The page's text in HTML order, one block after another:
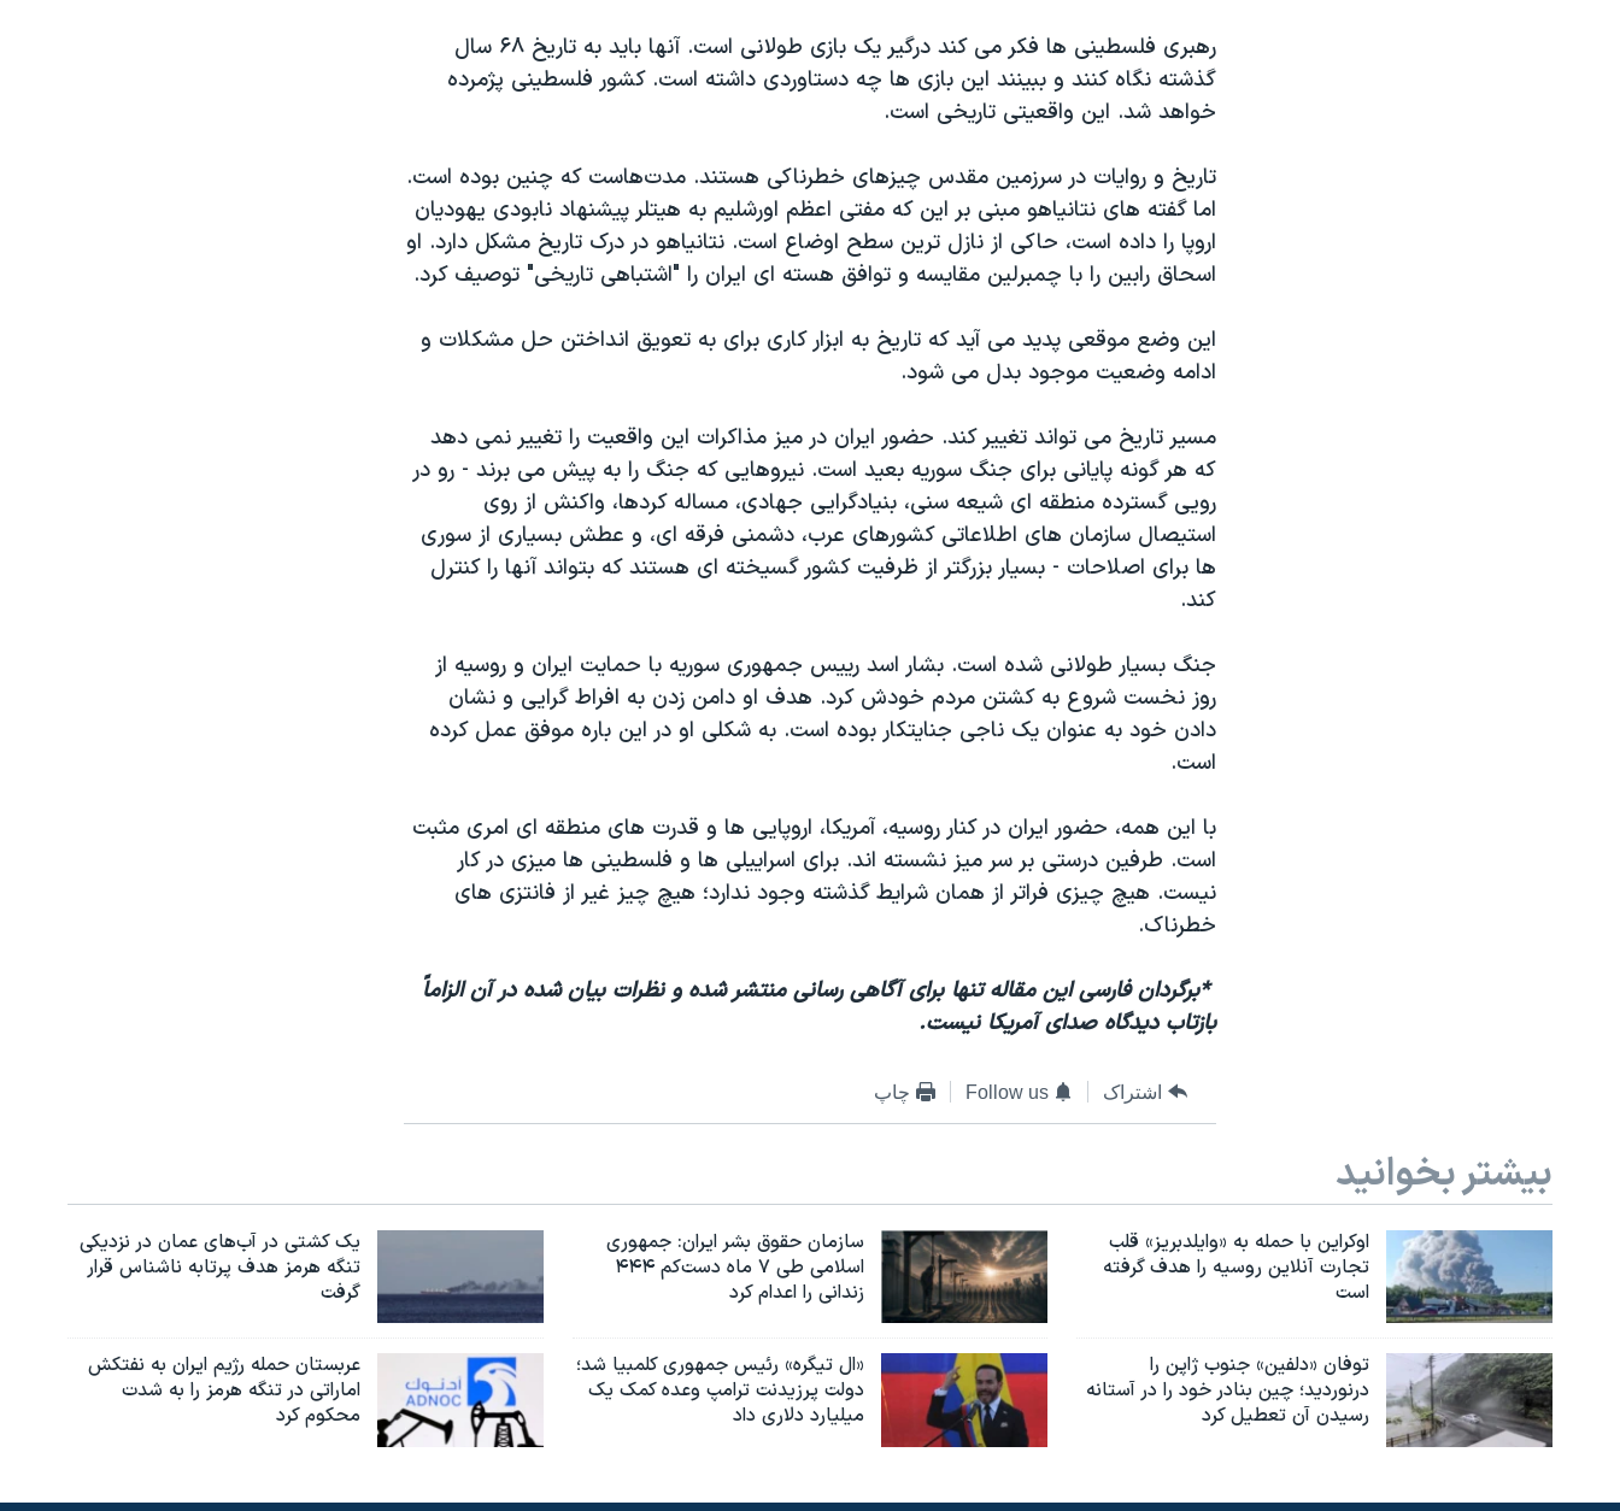
رهبری فلسطینی ها فکر می کند درگیر یک بازی طولانی است. آنها باید به تاریخ ۶۸ سال
گذشته نگاه کنند و ببینند این بازی ها چه دستاوردی داشته است. کشور فلسطینی پژمرده
خواهد شد. این واقعیتی تاریخی است.
تاریخ و روایات در سرزمین مقدس چیزهای خطرناکی هستند. مدت‌هاست که چنین بوده است.
اما گفته های نتانیاهو مبنی بر این که مفتی اعظم اورشلیم به هیتلر پیشنهاد نابودی یهودیان
اروپا را داده است، حاکی از نازل ترین سطح اوضاع است. نتانیاهو در درک تاریخ مشکل دارد. او
اسحاق رابین را با چمبرلین مقایسه و توافق هسته ای ایران را "اشتباهی تاریخی" توصیف کرد.
این وضع موقعی پدید می آید که تاریخ به ابزار کاری برای به تعویق انداختن حل مشکلات و
ادامه وضعیت موجود بدل می شود.
مسیر تاریخ می تواند تغییر کند. حضور ایران در میز مذاکرات این واقعیت را تغییر نمی دهد
که هر گونه پایانی برای جنگ سوریه بعید است. نیروهایی که جنگ را به پیش می برند - رو در
رویی گسترده منطقه ای شیعه سنی، بنیادگرایی جهادی، مساله کردها، واکنش از روی
استیصال سازمان های اطلاعاتی کشورهای عرب، دشمنی فرقه ای، و عطش بسیاری از سوری
ها برای اصلاحات - بسیار بزرگتر از ظرفیت کشور گسیخته ای هستند که بتواند آنها را کنترل
کند.
جنگ بسیار طولانی شده است. بشار اسد رییس جمهوری سوریه با حمایت ایران و روسیه از
روز نخست شروع به کشتن مردم خودش کرد. هدف او دامن زدن به افراط گرایی و نشان
دادن خود به عنوان یک ناجی جنایتکار بوده است. به شکلی او در این باره موفق عمل کرده
است.
با این همه، حضور ایران در کنار روسیه، آمریکا، اروپایی ها و قدرت های منطقه ای امری مثبت
است. طرفین درستی بر سر میز نشسته اند. برای اسراییلی ها و فلسطینی ها میزی در کار
نیست. هیچ چیزی فراتر از همان شرایط گذشته وجود ندارد؛ هیچ چیز غیر از فانتزی های
خطرناک.
*برگردان فارسی این مقاله تنها برای آگاهی رسانی منتشر شده و نظرات بیان شده در آن الزاماً
بازتاب دیدگاه صدای آمریکا نیست.
اشتراک Follow us چاپ
بیشتر بخوانید
اوکراین با حمله به «وایلدبریز» قلب
تجارت آنلاین روسیه را هدف گرفته
است
سازمان حقوق بشر ایران: جمهوری
اسلامی طی ۷ ماه دست‌کم ۴۴۴
زندانی را اعدام کرد
یک کشتی در آب‌های عمان در نزدیکی
تنگه هرمز هدف پرتابه ناشناس قرار
گرفت
توفان «دلفین» جنوب ژاپن را
درنوردید؛ چین بنادر خود را در آستانه
رسیدن آن تعطیل کرد
«ال تیگره» رئیس جمهوری کلمبیا شد؛
دولت پرزیدنت ترامپ وعده کمک یک
میلیارد دلاری داد
عربستان حمله رژیم ایران به نفتکش
اماراتی در تنگه هرمز را به‌ شدت
محکوم کرد